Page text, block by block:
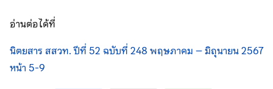
อ่านต่อได้ที่
นิตยสาร สสวท. ปีที่ 52 ฉบับที่ 248 พฤษภาคม – มิถุนายน 2567
หน้า 5-9